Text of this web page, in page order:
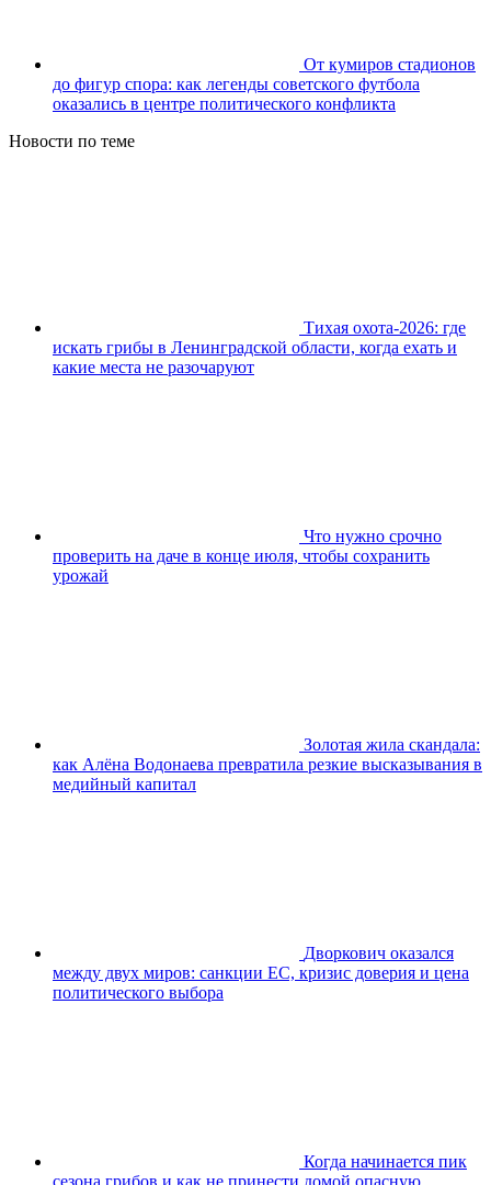
От кумиров стадионов
до фигур спора: как легенды советского футбола
оказались в центре политического конфликта
Новости по теме
Тихая охота-2026: где
искать грибы в Ленинградской области, когда ехать и
какие места не разочаруют
Что нужно срочно
проверить на даче в конце июля, чтобы сохранить
урожай
Золотая жила скандала:
как Алёна Водонаева превратила резкие высказывания в
медийный капитал
Дворкович оказался
между двух миров: санкции ЕС, кризис доверия и цена
политического выбора
Когда начинается пик
сезона грибов и как не принести домой опасную